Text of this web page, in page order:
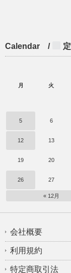
Calendar /
月 火
5 6
12 13
19 20
26 27
« 12月
会社概要
利用規約
特定商取引法